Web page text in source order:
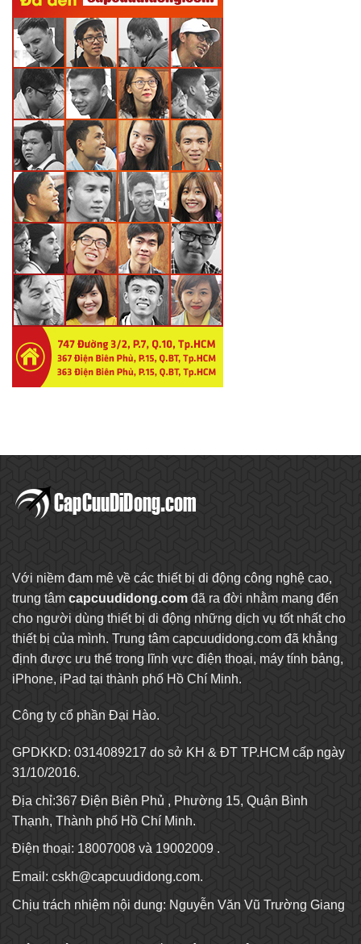
Với niềm đam mê về các thiết bị di động công nghệ cao,
trung tâm capcuudidong.com đã ra đời nhằm mang đến
cho người dùng thiết bị di động những dịch vụ tốt nhất cho
thiết bị của mình. Trung tâm capcuudidong.com đã khẳng
định được ưu thế trong lĩnh vực điện thoại, máy tính bảng,
iPhone, iPad tại thành phố Hồ Chí Minh.
Công ty cổ phần Đại Hào.
GPDKKD: 0314089217 do sở KH & ĐT TP.HCM cấp ngày
31/10/2016.
Địa chỉ:367 Điện Biên Phủ , Phường 15, Quận Bình
Thạnh, Thành phố Hồ Chí Minh.
Điện thoại: 18007008 và 19002009 .
Email: cskh@capcuudidong.com.
Chịu trách nhiệm nội dung: Nguyễn Văn Vũ Trường Giang